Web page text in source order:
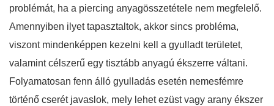
problémát, ha a piercing anyagösszetétele nem megfelelő.
Amennyiben ilyet tapasztaltok, akkor sincs probléma,
viszont mindenképpen kezelni kell a gyulladt területet,
valamint célszerű egy tisztább anyagú ékszerre váltani.
Folyamatosan fenn álló gyulladás esetén nemesfémre
történő cserét javaslok, mely lehet ezüst vagy arany ékszer